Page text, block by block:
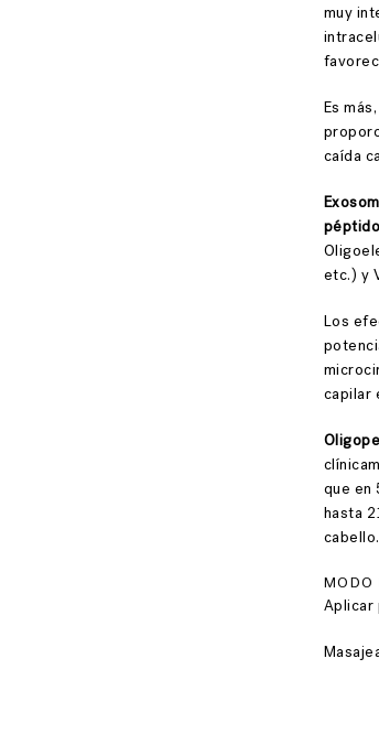
muy
Es
caída
etc.) y
Los
capilar
que en
hasta
cabello.
MODO
Aplicar